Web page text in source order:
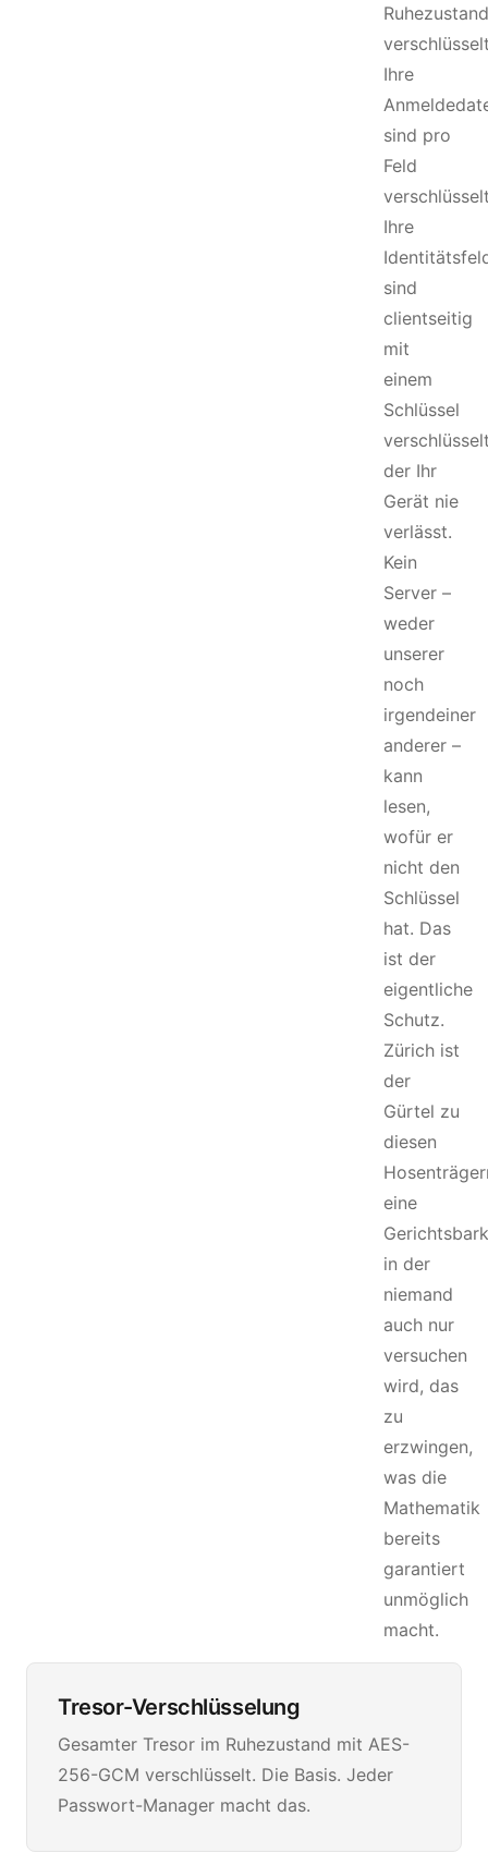
Ruhezustand
Ihre
sind pro
Feld
Ihre
sind
clientseitig
mit
einem
Schlüssel
der Ihr
Gerät nie
verlässt.
Kein
Server –
weder
unserer
noch
irgendeiner
anderer –
kann
lesen,
wofür er
nicht den
Schlüssel
hat. Das
ist der
eigentliche
Schutz.
Zürich ist
der
Gürtel zu
diesen
eine
in der
niemand
auch nur
versuchen
wird, das
zu
erzwingen,
was die
Mathematik
bereits
garantiert
unmöglich
macht.
Tresor-Verschlüsselung
Gesamter Tresor im Ruhezustand mit AES-
256-GCM verschlüsselt. Die Basis. Jeder
Passwort-Manager macht das.